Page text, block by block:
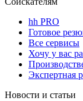
hh PRO
Готовое
Все сервисы
Хочу у вас
Экспертная
Новости и статьи